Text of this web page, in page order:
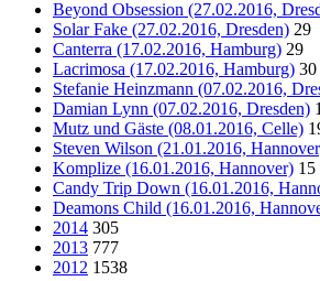
Beyond Obsession (27.02.2016,
Solar Fake (27.02.2016, Dresden) 29
Canterra (17.02.2016, Hamburg) 29
Lacrimosa (17.02.2016, Hamburg) 30
Stefanie Heinzmann (07.02.2016,
Damian Lynn (07.02.2016, Dresden)
Mutz und Gäste (08.01.2016, Celle)
Steven Wilson (21.01.2016,
Komplize (16.01.2016, Hannover) 15
Candy Trip Down (16.01.2016,
Deamons Child (16.01.2016,
2014 305
2013 777
2012 1538